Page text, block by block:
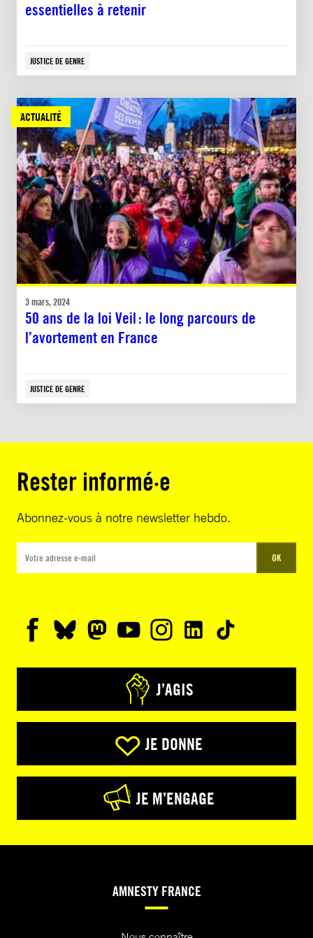
essentielles à retenir
JUSTICE DE GENRE
ACTUALITÉ
3 mars, 2024
50 ans de la loi Veil : le long parcours de
l’avortement en France
JUSTICE DE GENRE
Rester informé·e
Abonnez-vous à notre newsletter hebdo.
OK
J’AGIS
JE DONNE
JE M’ENGAGE
AMNESTY FRANCE